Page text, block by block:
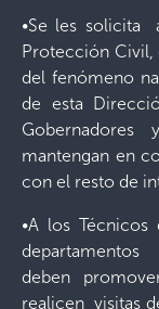
•Se les solicita
Protección Civil,
del fenómeno
de esta
mantengan en
con el resto de
•A los
deben
realicen visitas